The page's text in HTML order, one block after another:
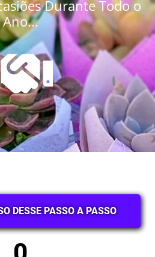
Durante Todo o
Ano...
DESSE PASSO A PASSO